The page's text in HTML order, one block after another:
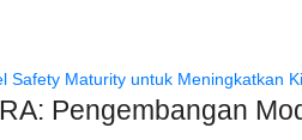
Pengembangan